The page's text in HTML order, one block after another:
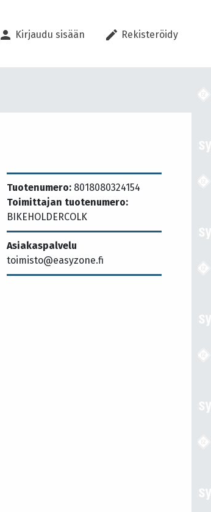
person Kirjaudu sisään edit Rekisteröidy
Tuotenumero: 8018080324154
Toimittajan tuotenumero:
BIKEHOLDERCOLK
Asiakaspalvelu
toimisto@easyzone.fi